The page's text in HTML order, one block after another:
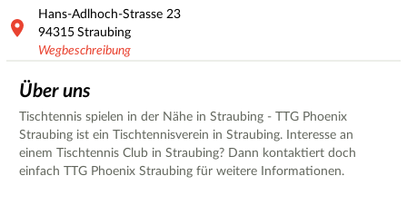
Hans-Adlhoch-Strasse 23
94315 Straubing
Wegbeschreibung
Über uns
Tischtennis spielen in der Nähe in Straubing - TTG Phoenix
Straubing ist ein Tischtennisverein in Straubing. Interesse an
einem Tischtennis Club in Straubing? Dann kontaktiert doch
einfach TTG Phoenix Straubing für weitere Informationen.